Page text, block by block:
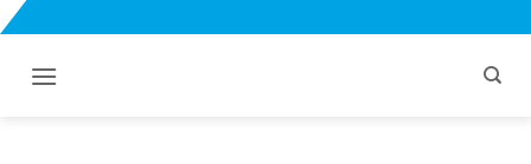
Bỏ